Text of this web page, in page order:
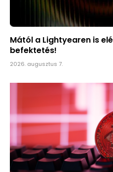
Mától a Lightyearen is
befektetés!
2026. augusztus 7.